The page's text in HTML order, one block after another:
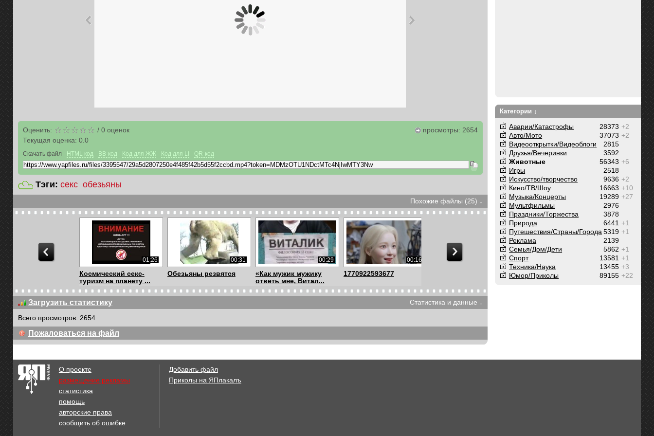
Оценить: / 0оценок
Текущая оценка: 0.0
просмотры: 2654
Скачать файл HTML код BB-код Код для ЖЖ Код для LI QR-код
Тэги: секс обезьяны
Похожие файлы (25) ↓
01:26
Космический секс-
туризм на планету ...
00:31
Обезьяны резвятся
00:29
«Как мужик мужику
ответь мне, Витал...
00:16
1770922593677
00:51
Буцкая: Подростки
00:13
1766502699126
00:17
Dont you think she is
00:06
Never miss a chance
OMG THE ONE THAT
GOT THREE
Загрузить статистику
Статистика и данные ↓
Всего просмотров: 2654
Пожаловаться на файл
Категории ↓
+2
28373
Аварии/Катастрофы
+2
37073
Авто/Мото
2815
Видеооткрытки/Видеоблоги
3592
Друзья/Вечеринки
+6
56343
Животные
2518
Игры
+2
9636
Искусство/творчество
+10
16663
Кино/ТВ/Шоу
+27
19289
Музыка/Концерты
2976
Мультфильмы
3878
Праздники/Торжества
+1
6441
Природа
+1
5319
Путешествия/Cтраны/Города
2139
Реклама
+1
5862
Семья/Дом/Дети
+1
13581
Спорт
+3
13455
Техника/Наука
+22
89155
Юмор/Приколы
О проекте
размещение рекламы
статистика
помощь
авторские права
сообщить об ошибке
Добавить файл
Приколы на ЯПлакалъ